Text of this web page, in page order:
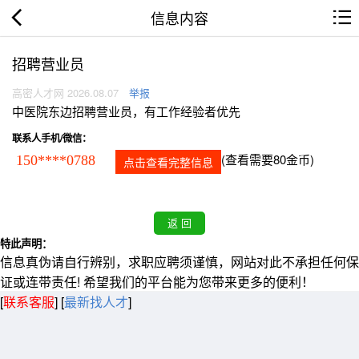
信息内容
招聘营业员
高密人才网 2026.08.07 举报
中医院东边招聘营业员，有工作经验者优先
联系人手机/微信：
150****0788 点击查看完整信息 (查看需要80金币)
特此声明：
信息真伪请自行辨别，求职应聘须谨慎，网站对此不承担任何保
证或连带责任! 希望我们的平台能为您带来更多的便利！
[联系客服] [最新找人才]